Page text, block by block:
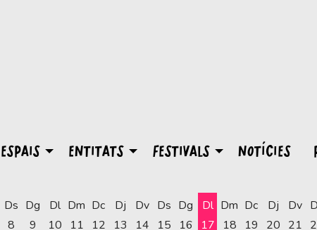
ESPAIS ENTITATS FESTIVALS NOTÍCIES
Ds
8
Dg
9
Dl
10
Dm
11
Dc
12
Dj
13
Dv
14
Ds
15
Dg
16
Dl
17
Dm
18
Dc
19
Dj
20
Dv
21